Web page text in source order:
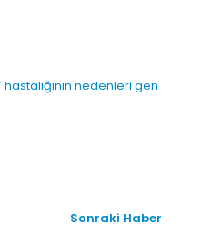
nedenleri gen
Sonraki Haber